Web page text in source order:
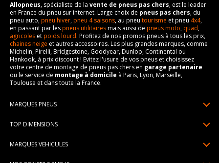
Allopneus, spécialiste de la vente de pneus pas chers, est le leader
en France du pneu sur internet. Large choix de pneus pas chers, du
pneu auto,pneu hiver,pneu 4 saisons, au pneu tourisme et pneu 4x4,
en passant par lespneus utilitairesmais aussi de pneus moto, quad,
agricoles etpoids lourd. Profitez de nos promos pneus à tous les prix,
chaines neige et autres accessoires. Les plus grandes marques, comme
Michelin, Pirelli, Bridgestone, Goodyear, Dunlop, Continental ou
Hankook, à prix discount ! Evitez l'usure de vos pneus et choisissez
votre centre de montage de pneus pas chers en garage partenaire
ou le service de montage à domicile à Paris, Lyon, Marseille,
Toulouse et dans toute la France.
MARQUES PNEUS
Pneus Continental
TOP DIMENSIONS
MARQUES VEHICULES